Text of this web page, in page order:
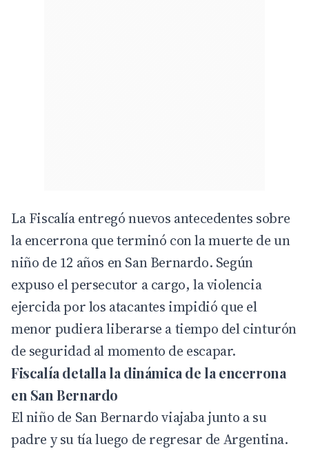
La Fiscalía entregó nuevos antecedentes sobre
la encerrona que terminó con la muerte de un
niño de 12 años en San Bernardo. Según
expuso el persecutor a cargo, la violencia
ejercida por los atacantes impidió que el
menor pudiera liberarse a tiempo del cinturón
de seguridad al momento de escapar.
Fiscalía detalla la dinámica de la encerrona
en San Bernardo
El niño de San Bernardo viajaba junto a su
padre y su tía luego de regresar de Argentina.